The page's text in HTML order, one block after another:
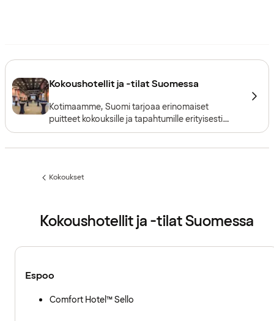
Kokoushotellit ja -tilat Suomessa
Kotimaamme, Suomi tarjoaa erinomaiset
puitteet kokouksille ja tapahtumille erityisesti
pääkaupunkialueella. Alueen kansainvälinen
kaikenlaisille tapahtumille.
Edellinen
Kokoukset
Kokoushotellit ja -tilat Suomessa
Espoo
Comfort Hotel™ Sello